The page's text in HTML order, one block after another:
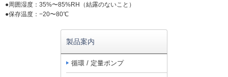
●周囲湿度：35%〜85%RH（結露のないこと）
●保存温度：−20〜80℃
製品案内
循環 / 定量ポンプ